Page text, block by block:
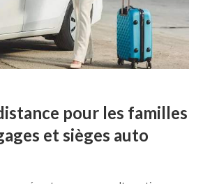
pour les familles
et sièges auto